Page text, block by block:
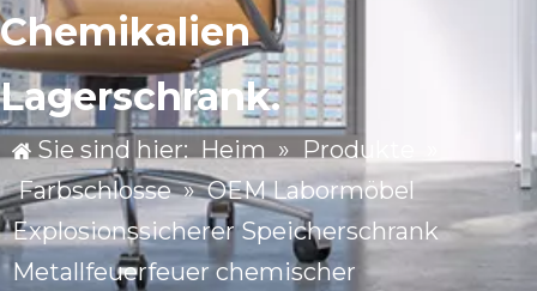
Chemikalien
Lagerschrank.
Sie sind hier: Heim » Produkte
Farbschlosse » OEM Labormöbel
Explosionssicherer Speicherschrank
Metallfeuerfeuer chemischer